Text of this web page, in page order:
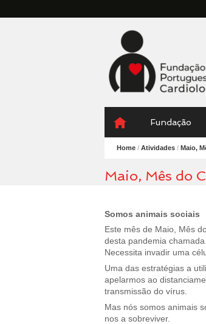
Fundação
Menu
content
Fundação
Home / Atividades / Maio,
Maio, Mês do
Somos animais sociais
Este mês de Maio, Mês
desta pandemia chamada
Necessita invadir uma
Uma das estratégias a
apelarmos ao
transmissão do vírus.
Mas nós somos animais
nos a sobreviver.